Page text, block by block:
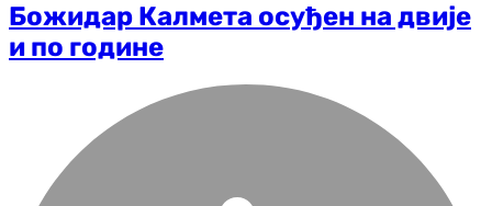
Божидар Калмета осуђен на двије
и по године